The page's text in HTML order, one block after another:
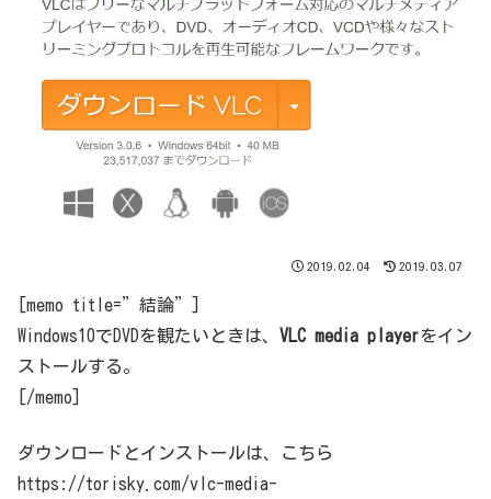
2019.02.04 2019.03.07
[memo title=”結論”]
Windows10でDVDを観たいときは、 VLC media playerをイン
ストールする。
[/memo]
ダウンロードとインストールは、こちら
https://torisky.com/vlc-media-